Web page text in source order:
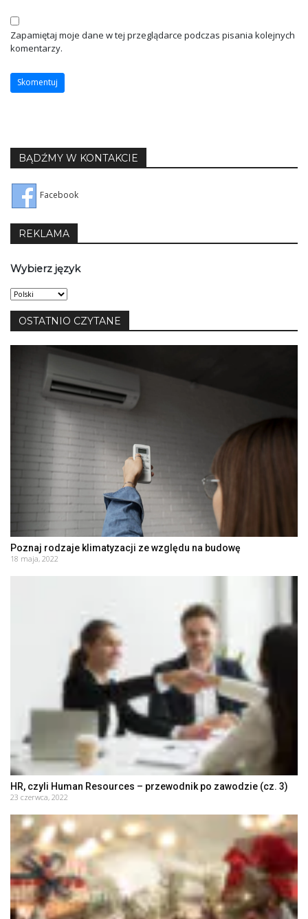
Zapamiętaj moje dane w tej przeglądarce podczas pisania kolejnych
komentarzy.
BĄDŹMY W KONTAKCIE
Facebook
REKLAMA
Wybierz język
Wybierz
język
OSTATNIO CZYTANE
Poznaj rodzaje klimatyzacji ze względu na budowę
18 maja, 2022
HR, czyli Human Resources – przewodnik po zawodzie (cz. 3)
23 czerwca, 2022